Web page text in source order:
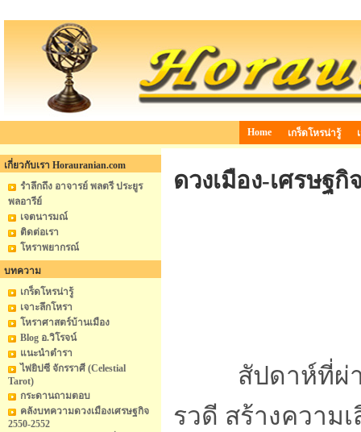
Home เกร็ดโหรน่ารู้
เกี่ยวกับเรา Horauranian.com
รำลึกถึง อาจารย์ พลตรี ประยูร
พลอารีย์
เจตนารมณ์
ติดต่อเรา
โหราพยากรณ์
บทความ
เกร็ดโหรน่ารู้
เจาะลึกโหรา
โหราศาสตร์บ้านเมือง
Blog อ.วิโรจน์
แนะนำตำรา
ไพ่ยิปซี จักรราศี (Celestial
Tarot)
กระดานถามตอบ
คลังบทความดวงเมืองเศรษฐกิจ
2550-2552
ดวงเมือง-เศรษฐ
สัปดาห์ที่ผ่าน
รวดี สร้างความ